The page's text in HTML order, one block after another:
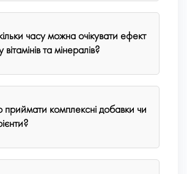
часу можна очікувати ефект
та мінералів?
приймати комплексні добавки чи